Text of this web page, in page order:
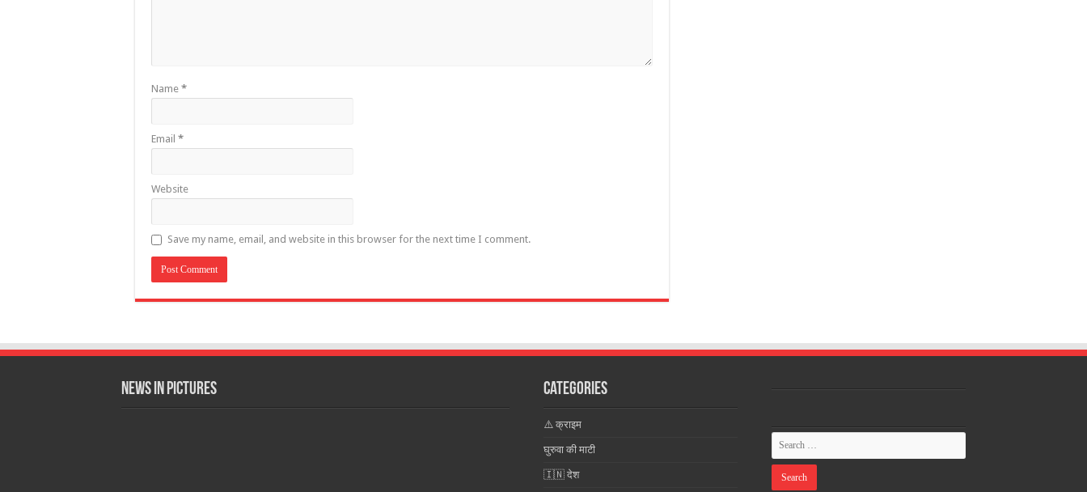
Name *
Email *
Website
Save my name, email, and website in this browser for the next time I comment.
News in Pictures Categories
⚠️ क्राइम
घुरुवा की माटी
🇮🇳 देश